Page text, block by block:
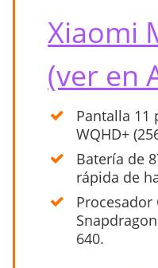
Xiaomi
(ver en
Pantalla 11
WQHD+
Batería de
rápida de
640.